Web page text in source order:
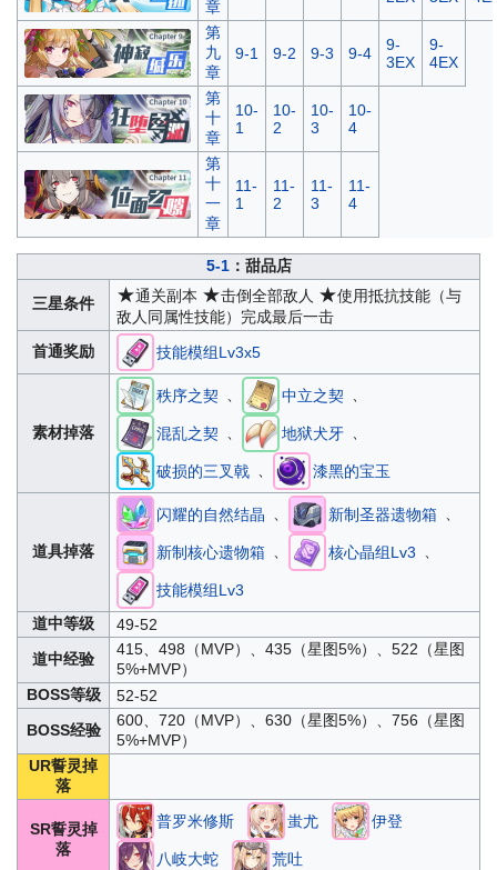
章
第
九
章
9-1 9-2 9-3 9-4
9-
3EX
9-
4EX
第
十
章
10-
1
10-
2
10-
3
10-
4
第
十
一
章
11-
1
11-
2
11-
3
11-
4
5-1：甜品店
三星条件 ★通关副本 ★击倒全部敌人 ★使用抵抗技能（与
敌人同属性技能）完成最后一击
首通奖励
技能模组Lv3x5
素材掉落
秩序之契 中立之契
混乱之契 地狱犬牙
破损的三叉戟 漆黑的宝玉
道具掉落
闪耀的自然结晶 新制圣器遗物箱
新制核心遗物箱 核心晶组Lv3
技能模组Lv3
道中等级
49-52
道中经验
415、498（MVP）、435（星图5%）、522（星图
5%+MVP）
BOSS等级
52-52
BOSS经验
600、720（MVP）、630（星图5%）、756（星图
5%+MVP）
UR誓灵掉
落
SR誓灵掉
落
普罗米修斯 蚩尤 伊登
八岐大蛇 荒吐